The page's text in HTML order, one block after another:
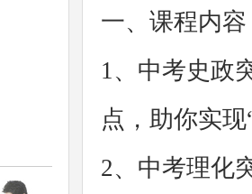
一、课程内容
1、中考史政
点，助你实
2、中考理化